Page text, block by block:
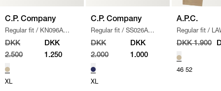
C.P. Company
Regular fit / KN096A
110560A STRIK / SAND
DKK
2.500
DKK
1.250
XL
C.P. Company
Regular fit / SS026A
005086W SWEATSHIRT
DKK
2.000
DKK
1.000
XL
A.P.C.
Regular fit /
CHINO
DKK 1.900
46 52